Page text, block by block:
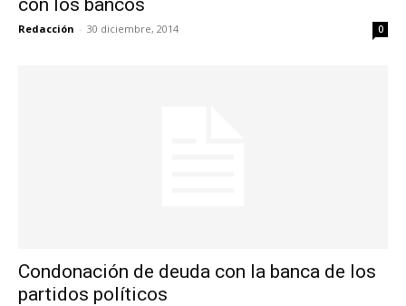
con los bancos
Redacción - 30 diciembre, 2014 0
Condonación de deuda con la banca de los
partidos políticos